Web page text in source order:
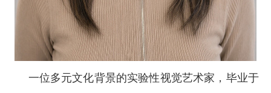
一位多元文化背景的实验性视觉艺术家，毕业于